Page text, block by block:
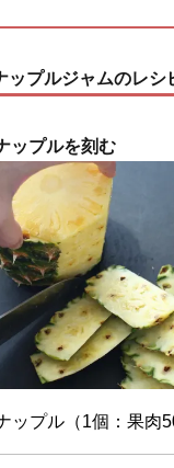
ップルジャムのレシ
ップルを刻む
ナップル（1個：果